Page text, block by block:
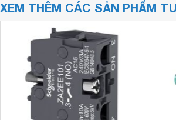
XEM THÊM CÁC SẢN PHẨM